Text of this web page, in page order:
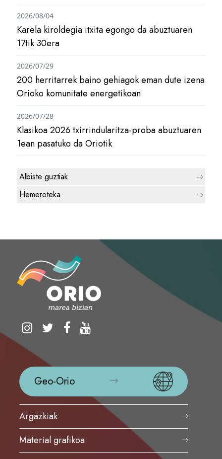
Karela kiroldegia itxita egongo da abuztuaren
17tik 30era
2026/08/04
200 herritarrek baino gehiagok eman dute izena
Orioko komunitate energetikoan
2026/07/29
Klasikoa 2026 txirrindularitza-proba abuztuaren
1ean pasatuko da Oriotik
2026/07/28
Albiste guztiak
Hemeroteka
Geo-Orio
Argazkiak
Material grafikoa